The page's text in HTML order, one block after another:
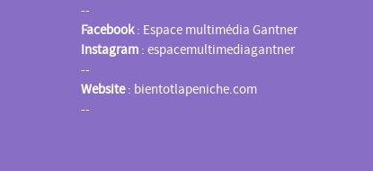
--
Facebook: Espace multimédia Gantner
Instagram :espacemultimediagantner
--
Website: bientotlapeniche.com
--